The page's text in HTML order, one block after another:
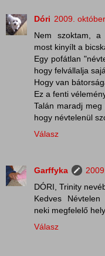
Dóri 2009.
Nem szoktam, a
most kinyílt a
Egy pofátlan
hogy felvállalja
Hogy van
Ez a fenti
Talán maradj
hogy névtelenül
Válasz
Garffyka
DÓRI, Trinity
Kedves
neki megfelelő
Válasz